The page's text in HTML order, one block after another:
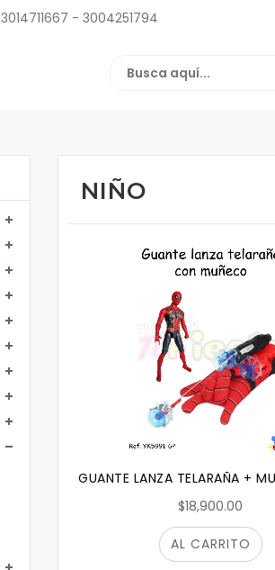
3014711667 - 3004251794
NIÑO
GUANTE LANZA TELARAÑA +
$18,900.00
AL CARRITO